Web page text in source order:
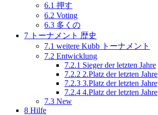
6.1 押す
6.2 Voting
6.3 多くの
7 トーナメント 歴史
7.1 weitere Kubb トーナメント
7.2 Entwicklung
7.2.1 Sieger der letzten Jahre
7.2.2 2.Platz der letzten Jahre
7.2.3 3.Platz der letzten Jahre
7.2.4 4.Platz der letzten Jahre
7.3 New
8 Hilfe